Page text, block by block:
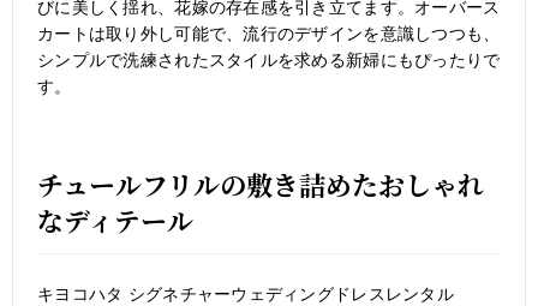
びに美しく揺れ、花嫁の存在感を引き立てます。オーバース
カートは取り外し可能で、流行のデザインを意識しつつも、
シンプルで洗練されたスタイルを求める新婦にもぴったりで
す。
チュールフリルの敷き詰めたおしゃれ
なディテール
キヨコハタ シグネチャーウェディングドレスレンタル